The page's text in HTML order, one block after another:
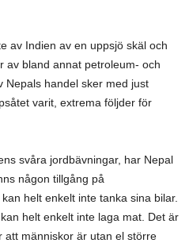
av Indien av en uppsjö skäl och
av bland annat petroleum- och
Nepals handel sker med just
varit, extrema följder för
svåra jordbävningar, har Nepal
någon tillgång på
helt enkelt inte tanka sina bilar.
helt enkelt inte laga mat. Det är
att människor är utan el större